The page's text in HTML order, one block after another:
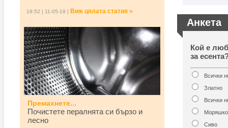
19:52 | 11-05-19 | Виж цялата статия »
Премахнете...
Почистете пералнята си бързо и
лесно
Анкета
Кой е
за
Всички
Златно
Всички
Сиво